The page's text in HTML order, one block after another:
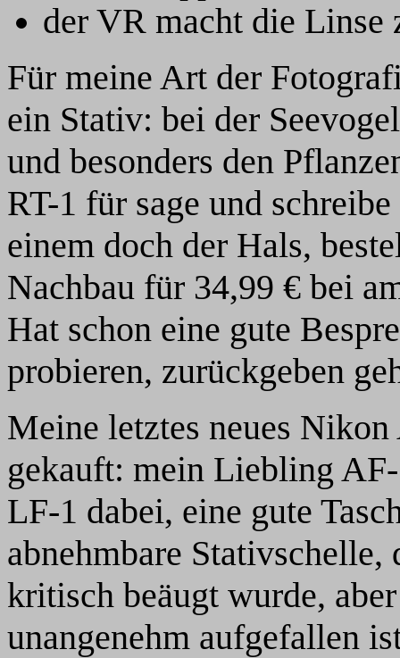
der VR macht die Linse
Für meine Art der
ein Stativ: bei der
und besonders den
RT-1 für sage und
einem doch der Hals,
Nachbau für 34,99 € bei
Hat schon eine gute
probieren, zurückgeben
Meine letztes neues
gekauft: mein Liebling
LF-1 dabei, eine gute
abnehmbare
kritisch beäugt wurde,
unangenehm aufgefallen